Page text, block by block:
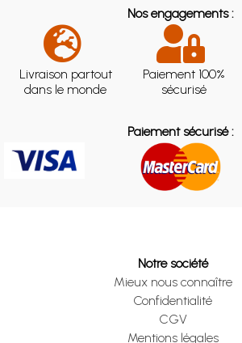
Nos engagements :
Livraison partout
dans le monde
Paiement 100%
sécurisé
Paiement sécurisé :
Notre société
Mieux nous connaître
Confidentialité
CGV
Mentions légales